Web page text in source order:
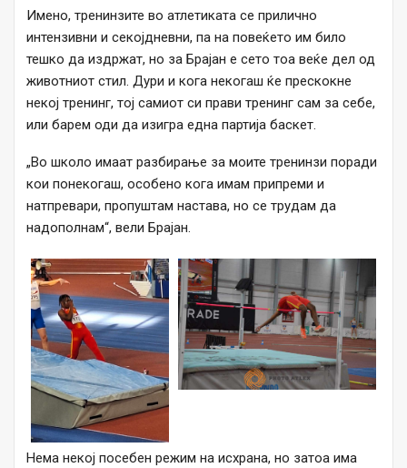
Имено, тренинзите во атлетиката се прилично
интензивни и секојдневни, па на повеќето им било
тешко да издржат, но за Брајан е сето тоа веќе дел од
животниот стил. Дури и кога некогаш ќе прескокне
некој тренинг, тој самиот си прави тренинг сам за себе,
или барем оди да изигра една партија баскет.
„Во школо имаат разбирање за моите тренинзи поради
кои понекогаш, особено кога имам припреми и
натпревари, пропуштам настава, но се трудам да
надополнам“, вели Брајан.
Нема некој посебен режим на исхрана, но затоа има